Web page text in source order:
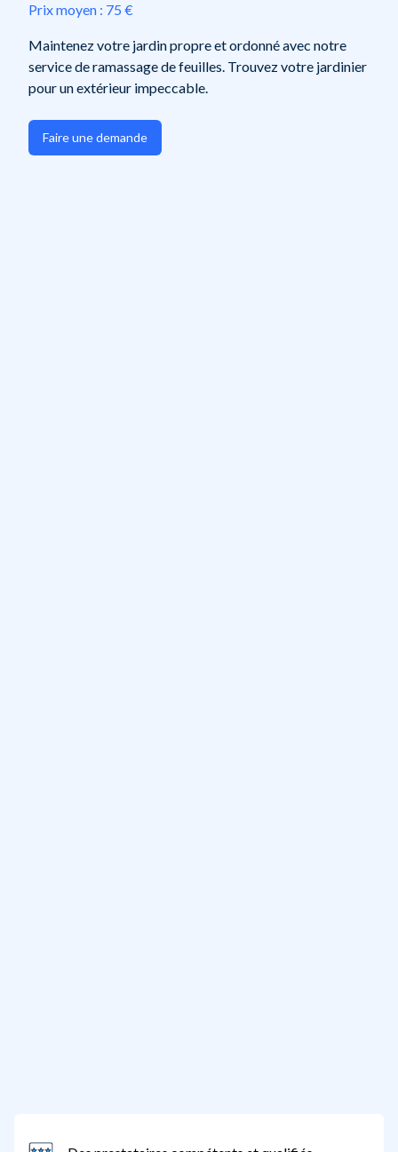
Prix moyen : 75 €
Maintenez votre jardin propre et ordonné avec notre
service de ramassage de feuilles. Trouvez votre jardinier
pour un extérieur impeccable.
Faire une demande